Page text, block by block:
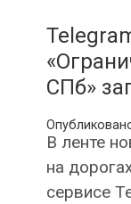
СПб»
В ленте
на
сервисе